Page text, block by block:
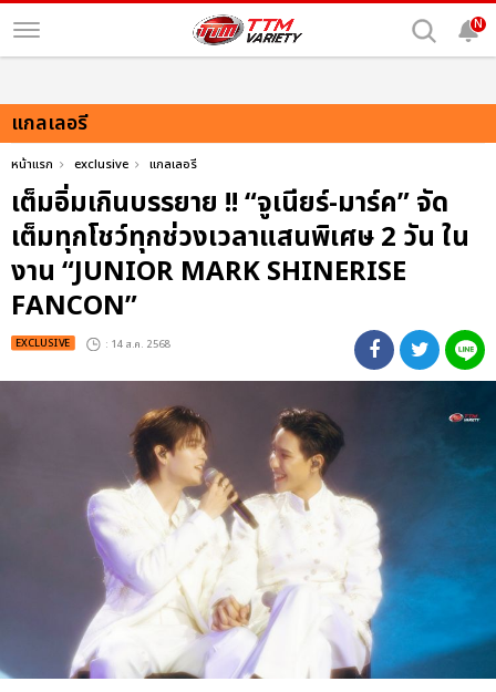
N
แกลเลอรี
หน้าแรก exclusive แกลเลอรี
เต็มอิ่มเกินบรรยาย !! “จูเนียร์-มาร์ค” จัด
เต็มทุกโชว์ทุกช่วงเวลาแสนพิเศษ 2 วัน ใน
งาน “JUNIOR MARK SHINERISE
FANCON”
EXCLUSIVE : 14 ส.ค. 2568